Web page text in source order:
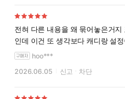
전혀 다른 내용을 왜 묶어놓은거
인데 이건 또 생각보다 캐디랑 설
hoo***
2026.06.05
신고 차단